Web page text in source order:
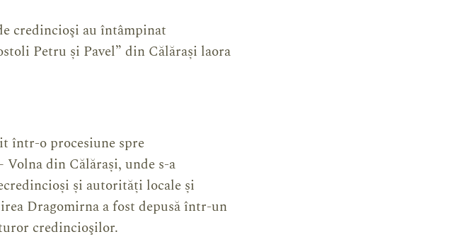
credincioşi au întâmpinat
Petru și Pavel” din Călărași laora
într-o procesiune spre
din Călărași, unde s-a
și autorități locale și
Dragomirna a fost depusă într-un
credincioşilor.